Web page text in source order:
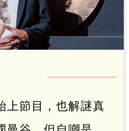
上節目，也解謎真